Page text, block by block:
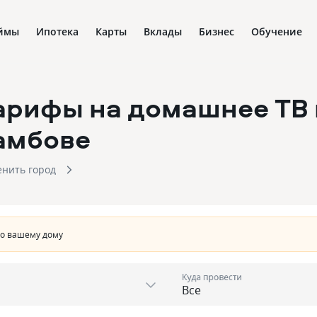
Ипотека Карты Вклады Бизнес Обучение
на домашнее ТВ
город
вашему дому
Куда провести